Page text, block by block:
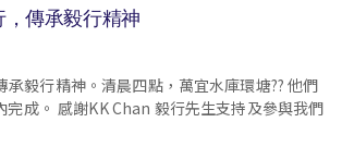
傳承毅行精神
承毅行精神。清晨四點，萬宜水庫環塘?? 他們
完成。 感謝KK Chan 毅行先生支持及參與我們